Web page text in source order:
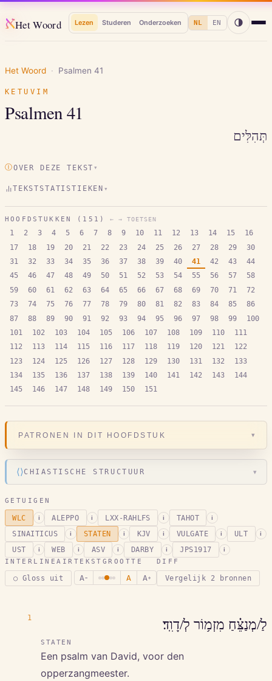
אHet Woord Lezen Studeren Onderzoeken NL EN
Het Woord · Psalmen 41
KETUVIM
Psalmen41
תְּהִלִּים
ⒾOVER DEZE TEKST ▾
TEKSTSTATISTIEKEN ▾
HOOFDSTUKKEN ( 151 ) ← → TOETSEN
1 2 3 4 5 6 7 8 9 10 11 12 13 14 15
16
17
18 19 20 21 22 23 24 25 26 27 28 29
30
31
32 33 34 35 36 37 38 39 40 41 42 43
44
45
46 47 48 49 50 51 52 53 54 55 56 57
58
59
60 61 62 63 64 65 66 67 68 69 70 71
72
73
74 75 76 77 78 79 80 81 82 83 84 85
86
87
88 89 90 91 92 93 94 95 96 97 98 99
100
101
102 103 104 105 106 107 108 109 110
111
112
113 114 115 116 117 118 119 120 121
122
123
124 125 126 127 128 129 130 131 132
133
134
135 136 137 138 139 140 141 142 143
144
145
146 147 148 149 150 151
PATRONEN IN DIT HOOFDSTUK ▾
⟨⟩CHIASTISCHE STRUCTUUR ▾
GETUIGEN
WLC i ALEPPO i LXX-RAHLFS i TAHOT i
SINAITICUS i STATEN i KJV i VULGATE i ULT i
UST i WEB i ASV i DARBY i JPS1917 i
INTERLINEAIR
○ Gloss uit
TEKSTGROOTTE
A − A A +
DIFF
Vergelijk 2 bronnen
1 לַ/מְנַצֵּ֗חַ מִזְמ֥וֹר לְ/דָוִֽד׃
STATEN
Een psalm van David, voor den
opperzangmeester.